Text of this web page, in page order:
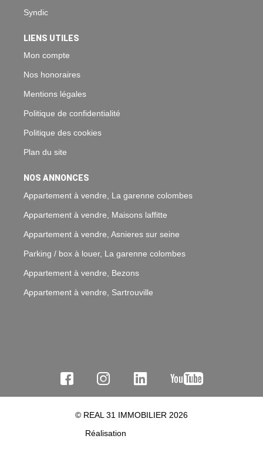
Syndic
LIENS UTILES
Mon compte
Nos honoraires
Mentions légales
Politique de confidentialité
Politique des cookies
Plan du site
NOS ANNONCES
Appartement à vendre, La garenne colombes
Appartement à vendre, Maisons laffitte
Appartement à vendre, Asnieres sur seine
Parking / box à louer, La garenne colombes
Appartement à vendre, Bezons
Appartement à vendre, Sartrouville
© REAL 31 IMMOBILIER 2026
Réalisation